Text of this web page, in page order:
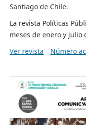
Santiago de Chile.
La revista Políticas
meses de enero y julio
Ver revista
Número